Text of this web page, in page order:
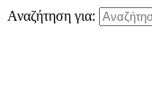
Αναζήτηση για: